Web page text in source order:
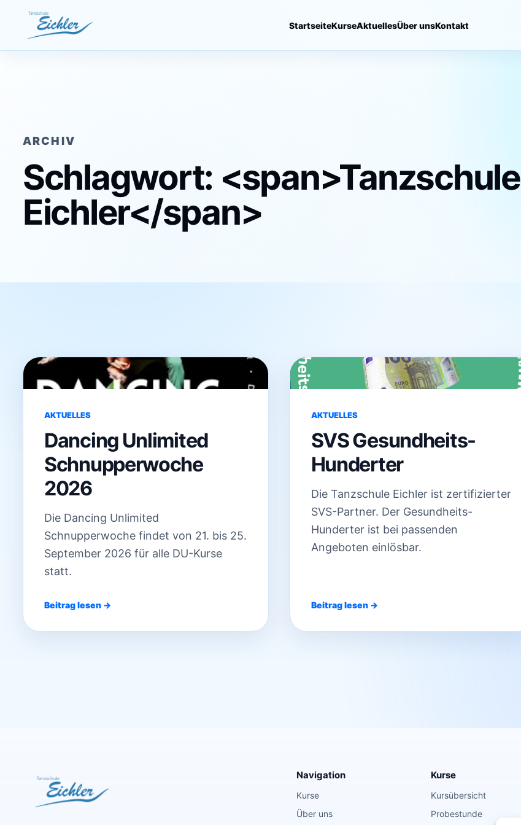
StartseiteKurseAktuellesÜber unsKontakt
ARCHIV
Schlagwort: <span>Tanzschule
Eichler</span>
Archivbeiträge
AKTUELLES
Dancing Unlimited
Schnupperwoche
2026
Die Dancing Unlimited
Schnupperwoche findet von 21. bis 25.
September 2026 für alle DU-Kurse
statt.
Beitrag lesen →
AKTUELLES
SVS Gesundheits-
Hunderter
Die Tanzschule Eichler ist zertifizierter
SVS-Partner. Der Gesundheits-
Hunderter ist bei passenden
Angeboten einlösbar.
Beitrag lesen →
Navigation
Kurse
Über uns
Kurse
Kursübersicht
Probestunde